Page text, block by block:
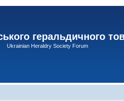
геральдичного
Ukrainian Heraldry Society Forum